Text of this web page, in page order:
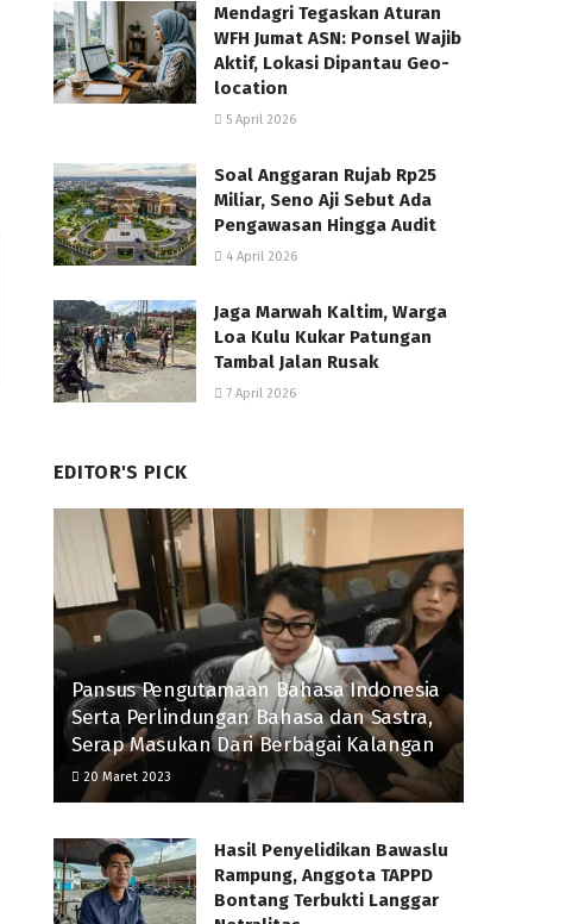
Mendagri Tegaskan Aturan
WFH Jumat ASN: Ponsel Wajib
Aktif, Lokasi Dipantau Geo-
location
5 April 2026
Soal Anggaran Rujab Rp25
Miliar, Seno Aji Sebut Ada
Pengawasan Hingga Audit
4 April 2026
Jaga Marwah Kaltim, Warga
Loa Kulu Kukar Patungan
Tambal Jalan Rusak
7 April 2026
EDITOR'S PICK
Pansus Pengutamaan Bahasa Indonesia
Serta Perlindungan Bahasa dan Sastra,
Serap Masukan Dari Berbagai Kalangan
20 Maret 2023
Hasil Penyelidikan Bawaslu
Rampung, Anggota TAPPD
Bontang Terbukti Langgar